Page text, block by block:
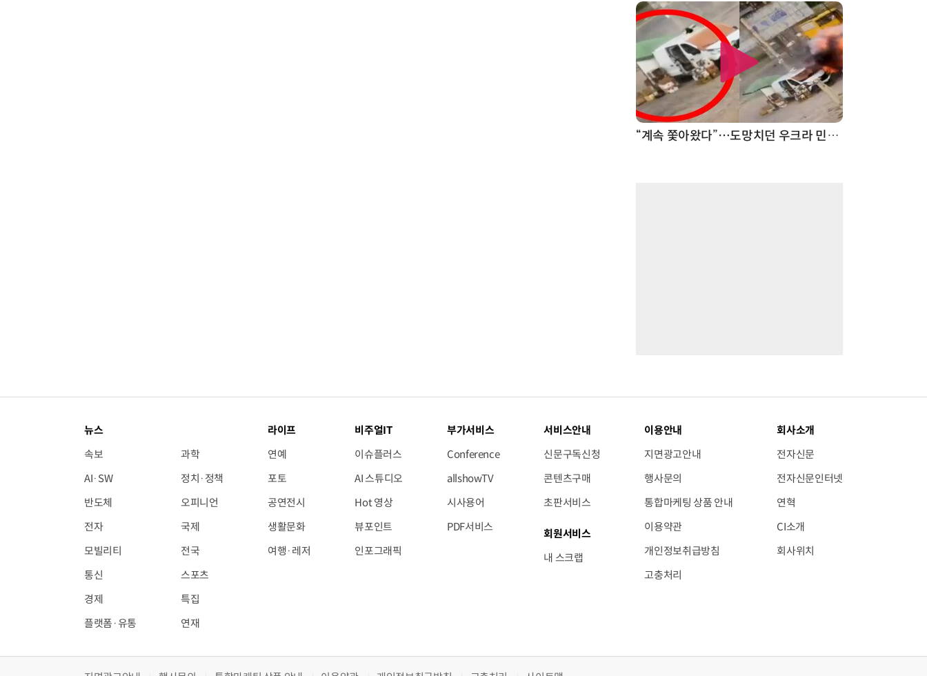
“계속 쫓아왔다”…도망치던 우크라 민간인 공격한 러 자폭 드론
뉴스
속보
AI·SW
반도체
전자
모빌리티
통신
경제
플랫폼·유통
과학
정치·정책
오피니언
국제
전국
스포츠
특집
연재
라이프
연예
포토
공연전시
생활문화
여행·레저
비주얼IT
이슈플러스
AI 스튜디오
Hot 영상
뷰포인트
인포그래픽
부가서비스
Conference
allshowTV
시사용어
PDF서비스
서비스안내
신문구독신청
콘텐츠구매
초판서비스
회원서비스
내 스크랩
이용안내
지면광고안내
행사문의
통합마케팅 상품 안내
이용약관
개인정보취급방침
고충처리
회사소개
전자신문
전자신문인터넷
연혁
CI소개
회사위치